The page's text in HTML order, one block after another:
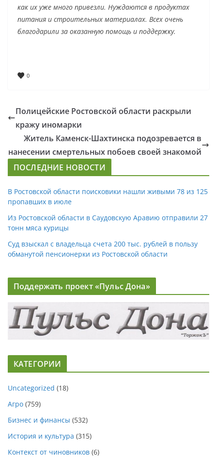
как их уже много привезли. Нуждаются в продуктах
питания и строительных материалах. Всех очень
благодарили за оказанную помощь и поддержку.
0
Полицейские Ростовской области раскрыли
кражу иномарки
Житель Каменск-Шахтинска подозревается в
нанесении смертельных побоев своей знакомой
ПОСЛЕДНИЕ НОВОСТИ
В Ростовской области поисковики нашли живыми 78 из 125
пропавших в июле
Из Ростовской области в Саудовскую Аравию отправили 27
тонн мяса курицы
Суд взыскал с владельца счета 200 тыс. рублей в пользу
обманутой пенсионерки из Ростовской области
Поддержать проект «Пульс Дона»
КАТЕГОРИИ
Uncategorized (18)
Агро (759)
Бизнес и финансы (532)
История и культура (315)
Контекст от чиновников (6)